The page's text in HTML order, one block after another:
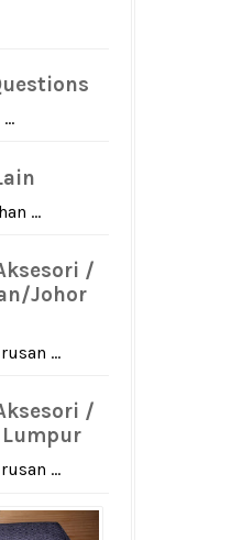
...
/
Johor
...
/
Lumpur
...